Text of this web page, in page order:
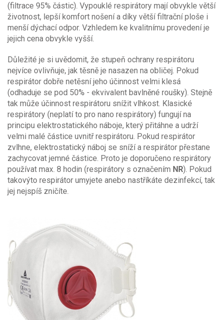
(filtrace 95% částic). Vypouklé respirátory mají obvykle větší
životnost, lepší komfort nošení a díky větší filtrační ploše i
menší dýchací odpor. Vzhledem ke kvalitnímu provedení je
jejich cena obvykle vyšší.
Důležité je si uvědomit, že stupeň ochrany respirátoru
nejvíce ovlivňuje, jak těsně je nasazen na obličej. Pokud
respirátor dobře netěsní jeho účinnost velmi klesá
(odhaduje se pod 50% - ekvivalent bavlněné roušky). Stejně
tak může účinnost respirátoru snížit vlhkost. Klasické
respirátory (neplatí to pro nano respirátory) fungují na
principu elektrostatického náboje, který přitáhne a udrží
velmi malé částice uvnitř respirátoru. Pokud respirátor
zvlhne, elektrostatický náboj se sníží a respirátor přestane
zachycovat jemné částice. Proto je doporučeno respirátory
používat max. 8 hodin (respirátory s označením NR). Pokud
takovýto respirátor umyjete anebo nastříkáte dezinfekcí, tak
jej nejspíš zničíte.